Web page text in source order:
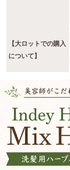
【大ロットでの購入
について】